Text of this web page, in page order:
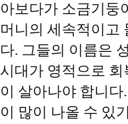
아보다가 소금기둥
머니의 세속적이고
다. 그들의 이름은
시대가 영적으로
이 살아나야 합니
이 많이 나올 수 있